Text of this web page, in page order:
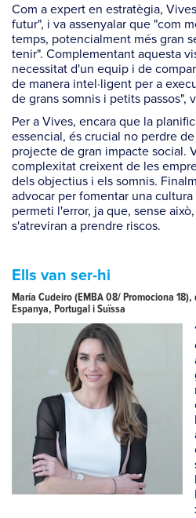
Com a expert en estratègia,
futur", i va assenyalar que "com
temps, potencialment més gran
tenir". Complementant aquesta
necessitat d'un equip i de
de manera intel·ligent per a
de grans somnis i petits passos",
Per a Vives, encara que la
essencial, és crucial no perdre
projecte de gran impacte social.
complexitat creixent de les
dels objectius i els somnis.
advocar per fomentar una
permeti l'error, ja que, sense
s'atreviran a prendre riscos.
Ells van ser-hi
María Cudeiro (EMBA 08/ Promociona
Espanya, Portugal i Suïssa